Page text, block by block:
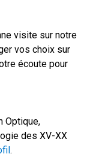
visite sur notre
vos choix sur
écoute pour
Optique,
des XV-XX
.